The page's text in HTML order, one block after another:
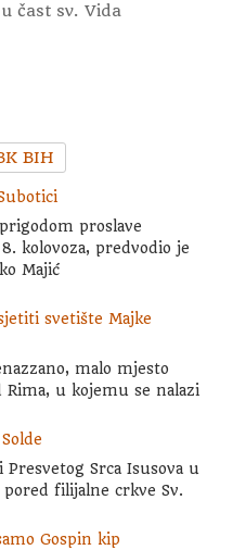
čast sv. Vida
BIH
proslave
kolovoza, predvodio je
Majić
svetište Majke
malo mjesto
u kojemu se nalazi
Srca Isusova u
filijalne crkve Sv.
Gospin kip